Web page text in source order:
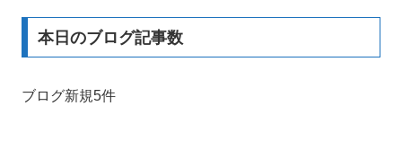
本日のブログ記事数
ブログ新規5件